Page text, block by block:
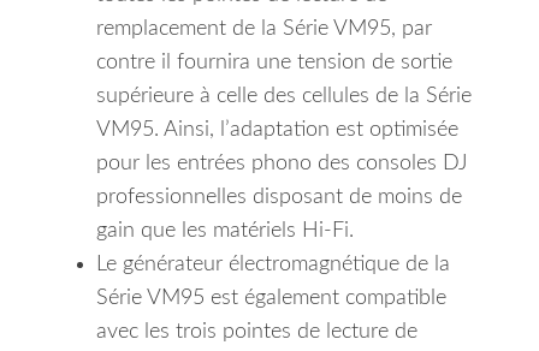
remplacement de la Série VM95, par
contre il fournira une tension de sortie
supérieure à celle des cellules de la Série
VM95. Ainsi, l’adaptation est optimisée
pour les entrées phono des consoles DJ
professionnelles disposant de moins de
gain que les matériels Hi-Fi.
Le générateur électromagnétique de la
Série VM95 est également compatible
avec les trois pointes de lecture de